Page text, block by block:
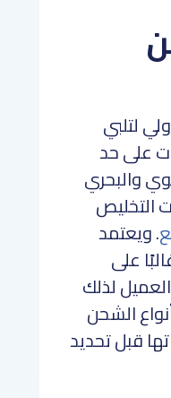
لتلبي
على حد
والبحري
. ويعتمد
على
لذلك
الشحن
قبل تحديد